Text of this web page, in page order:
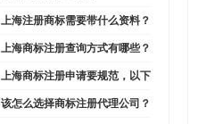
上海注册商标需要带什么资料？
上海商标注册查询方式有哪些？
上海商标注册申请要规范，以下
该怎么选择商标注册代理公司？